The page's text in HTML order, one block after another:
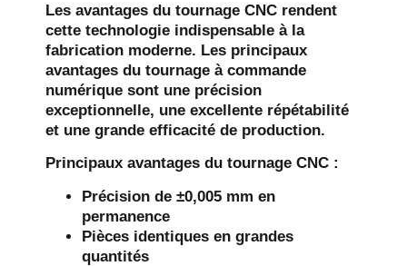
Les avantages du tournage CNC rendent
cette technologie indispensable à la
fabrication moderne. Les principaux
avantages du tournage à commande
numérique sont une précision
exceptionnelle, une excellente répétabilité
et une grande efficacité de production.
Principaux avantages du tournage CNC :
Précision de ±0,005 mm en
permanence
Pièces identiques en grandes
quantités